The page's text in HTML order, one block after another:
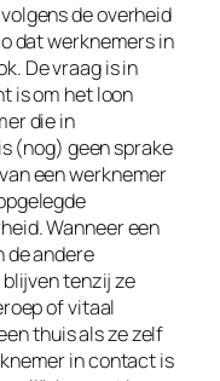
de overheid
dat werknemers in
De vraag is in
is om het loon
die in
(nog) geen sprake
een werknemer
Wanneer een
de andere
tenzij ze
of vitaal
thuis als ze zelf
in contact is